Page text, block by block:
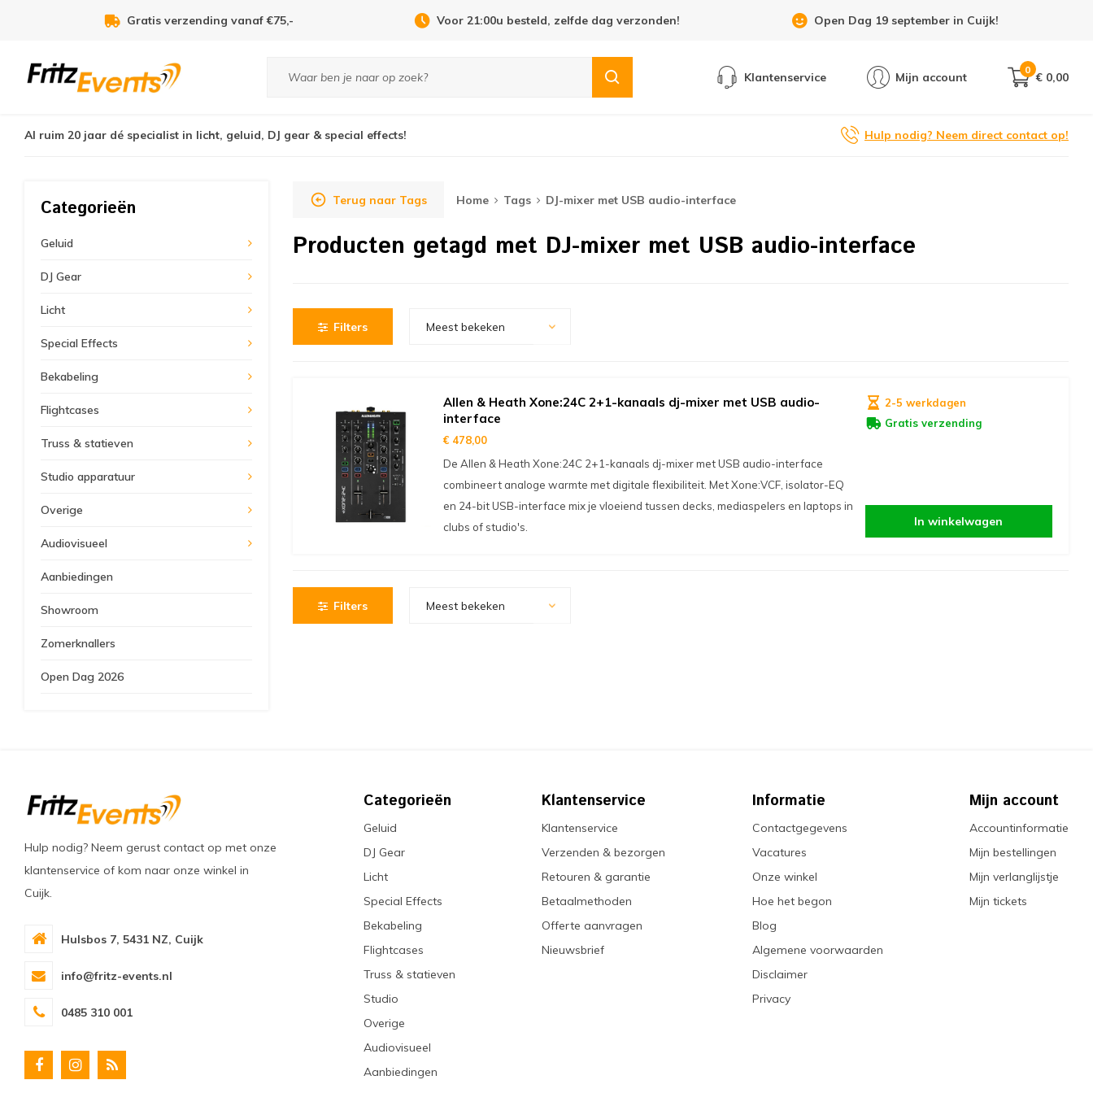
Gratis verzending vanaf €75,- Voor 21:00u besteld, zelfde dag verzonden! Open Dag 19 september in Cuijk!
Klantenservice Mijn account
0
€ 0,00
Al ruim 20 jaar dé specialist in licht, geluid, DJ gear & special effects! Hulp nodig? Neem direct contact op!
Categorieën
Geluid
DJ Gear
Licht
Special Effects
Bekabeling
Flightcases
Truss & statieven
Studio apparatuur
Overige
Audiovisueel
Aanbiedingen
Showroom
Zomerknallers
Open Dag 2026
Terug naar Tags Home Tags DJ-mixer met USB audio-interface
Producten getagd met DJ-mixer met USB audio-interface
Filters Meest bekeken
Allen & Heath Xone:24C 2+1-kanaals dj-mixer met USB audio-
interface
€ 478,00
De Allen & Heath Xone:24C 2+1-kanaals dj-mixer met USB audio-interface
combineert analoge warmte met digitale flexibiliteit. Met Xone:VCF, isolator-EQ
en 24-bit USB-interface mix je vloeiend tussen decks, mediaspelers en laptops in
clubs of studio's.
2-5 werkdagen
Gratis verzending
In winkelwagen
Filters Meest bekeken
Hulp nodig? Neem gerust contact op met onze
klantenservice of kom naar onze winkel in
Cuijk.
Hulsbos 7, 5431 NZ, Cuijk
info@fritz-events.nl
0485 310 001
Categorieën
Geluid
DJ Gear
Licht
Special Effects
Bekabeling
Flightcases
Truss & statieven
Studio
Overige
Audiovisueel
Aanbiedingen
Klantenservice
Klantenservice
Verzenden & bezorgen
Retouren & garantie
Betaalmethoden
Offerte aanvragen
Nieuwsbrief
Informatie
Contactgegevens
Vacatures
Onze winkel
Hoe het begon
Blog
Algemene voorwaarden
Disclaimer
Privacy
Mijn account
Accountinformatie
Mijn bestellingen
Mijn verlanglijstje
Mijn tickets